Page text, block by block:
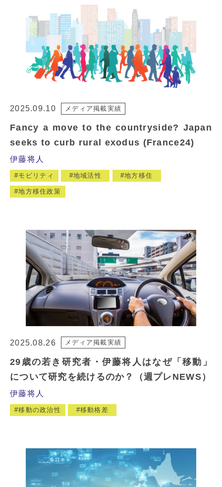
2025.09.10 メディア掲載実績
Fancy a move to the countryside? Japan
seeks to curb rural exodus (France24)
伊藤将人
モビリティ 地域活性 地方移住
地方移住政策
2025.08.26 メディア掲載実績
29歳の若き研究者・伊藤将人はなぜ「移動」
について研究を続けるのか？（週プレNEWS）
伊藤将人
移動の政治性 移動格差